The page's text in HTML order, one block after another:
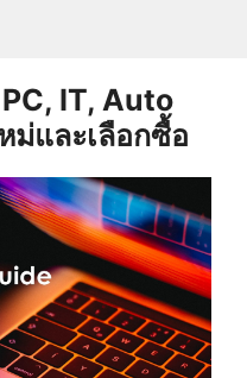
IT, Auto
ม่และเลือกซื้อ